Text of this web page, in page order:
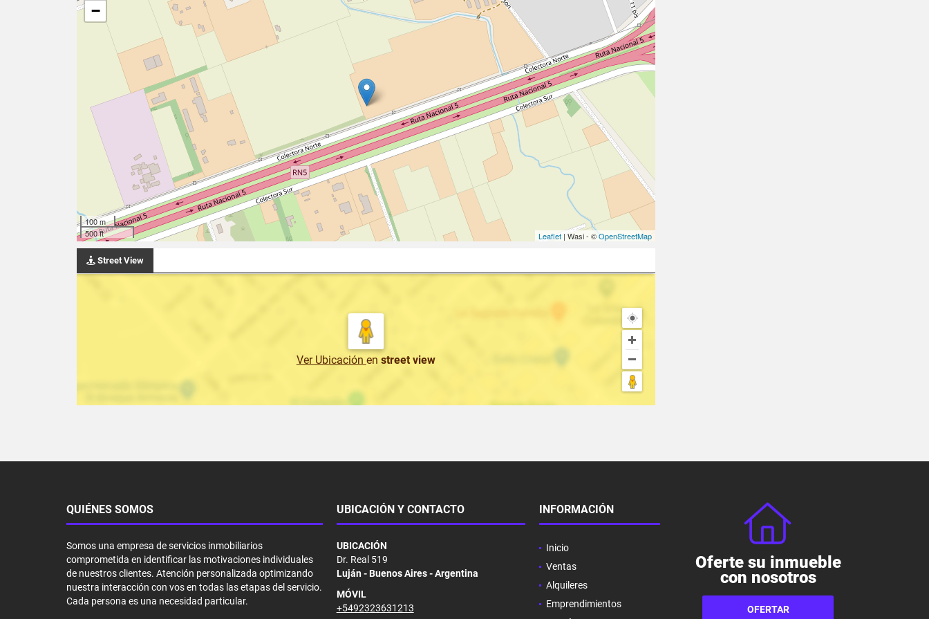
−
100 m
500 ft
Leaflet| Wasi - ©OpenStreetMap
Street View
Ver Ubicación en street view
QUIÉNES SOMOS
Somos una empresa de servicios inmobiliarios
comprometida en identificar las motivaciones individuales
de nuestros clientes. Atención personalizada optimizando
nuestra interacción con vos en todas las etapas del servicio.
Cada persona es una necesidad particular.
UBICACIÓN Y CONTACTO
UBICACIÓN
Dr. Real 519
Luján - Buenos Aires - Argentina
MÓVIL
+5492323631213
INFORMACIÓN
Inicio
Ventas
Alquileres
Emprendimientos
Oferte su inmueble
con nosotros
OFERTAR